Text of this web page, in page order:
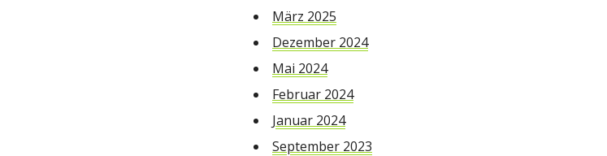
März 2025
Dezember 2024
Mai 2024
Februar 2024
Januar 2024
September 2023